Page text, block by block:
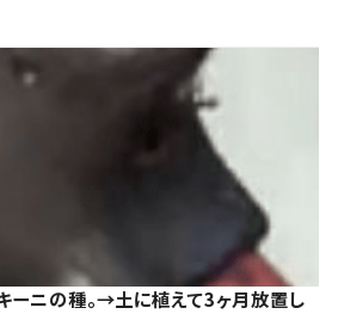
ーニの種。→土に植えて3ヶ月放置し